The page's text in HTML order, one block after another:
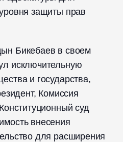
защиты прав
Бикебаев в своем
исключительную
и государства,
Комиссия
суд
внесения
для расширения